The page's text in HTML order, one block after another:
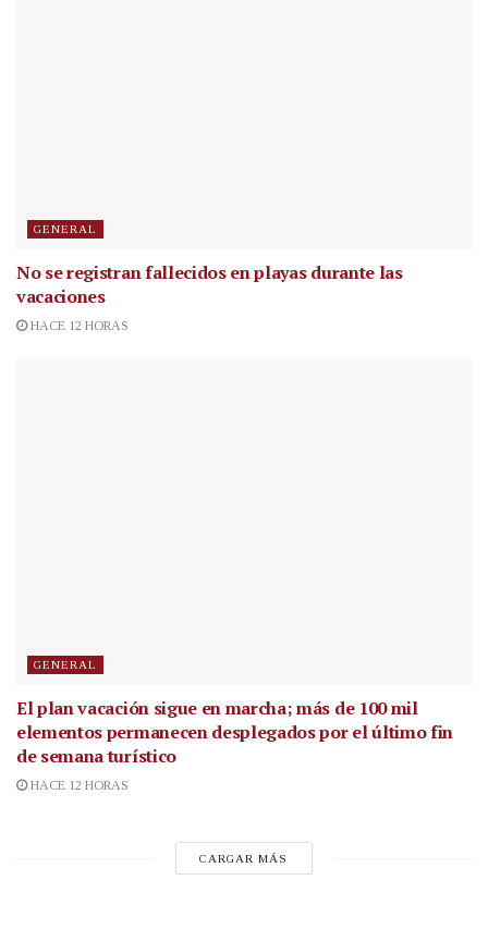
GENERAL
No se registran fallecidos en playas durante las
vacaciones
HACE 12 HORAS
GENERAL
El plan vacación sigue en marcha; más de 100 mil
elementos permanecen desplegados por el último fin
de semana turístico
HACE 12 HORAS
CARGAR MÁS